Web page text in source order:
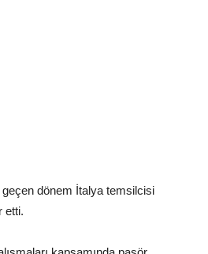
dönem İtalya temsilcisi
etti.